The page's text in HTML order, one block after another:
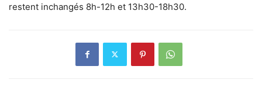
restent inchangés 8h-12h et 13h30-18h30.